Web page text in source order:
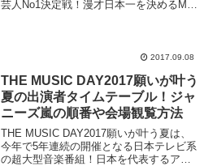
芸人No1決定戦！漫才日本一を決めるM-1
2017.09.08
THE MUSIC DAY2017願いが叶う
夏の出演者タイムテーブル！ジャ
ニーズ嵐の順番や会場観覧方法
THE MUSIC DAY2017願いが叶う夏は、
今年で5年連続の開催となる日本テレビ系
の超大型音楽番組！日本を代表するアー